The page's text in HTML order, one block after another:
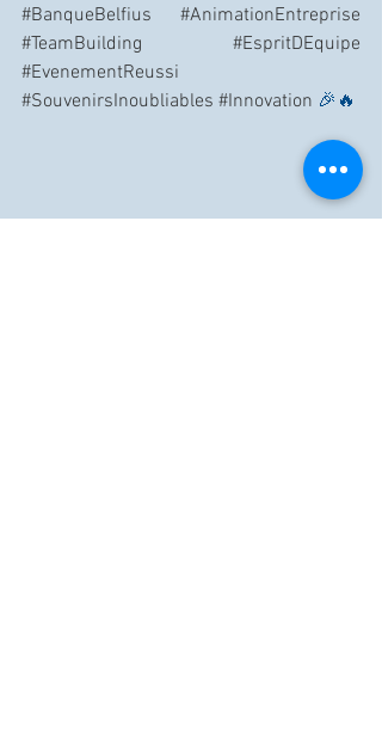
#BanqueBelfius
#AnimationEntreprise
#TeamBuilding
#EspritDEquipe
#EvenementReussi
#SouvenirsInoubliables #Innovation 🎉🔥